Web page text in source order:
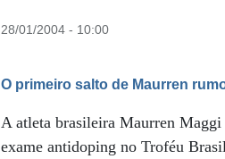
28/01/2004 - 10:00
O primeiro salto de Maurren
A atleta brasileira Maurren
exame antidoping no Troféu